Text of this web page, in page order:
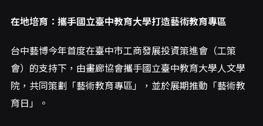
在地培育：攜手國立臺中教育大學打造藝術教育專區
台中藝博今年首度在臺中市工商發展投資策進會（工策
會）的支持下，由畫廊協會攜手國立臺中教育大學人文學
院，共同策劃「藝術教育專區」，並於展期推動「藝術教
育日」。